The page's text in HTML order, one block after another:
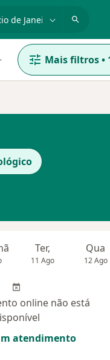
Mais filtros•
Ter,
11 Ago
Qua
12 Ago
online não está
atendimento